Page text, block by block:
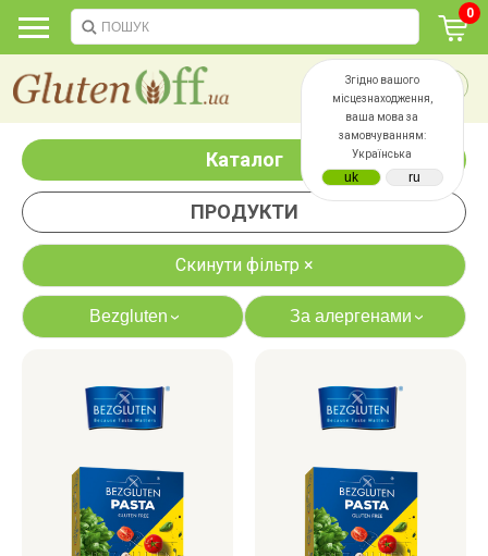
Згідно вашого
місцезнаходження,
ваша мова за
замовчуванням:
Українська
0
Каталог
ПРОДУКТИ
Скинути фільтр ×
Bezgluten› За алергенами›
казеїну сої
білку